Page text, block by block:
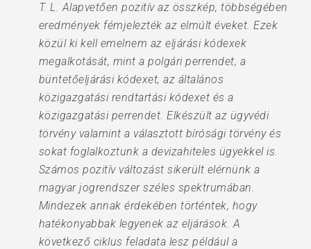
T. L. Alapvetően pozitív az összkép, többségében
eredmények fémjelezték az elmúlt éveket. Ezek
közül ki kell emelnem az eljárási kódexek
megalkotását, mint a polgári perrendet, a
büntetőeljárási kódexet, az általános
közigazgatási rendtartási kódexet és a
közigazgatási perrendet. Elkészült az ügyvédi
törvény valamint a választott bírósági törvény és
sokat foglalkoztunk a devizahiteles ügyekkel is.
Számos pozitív változást sikerült elérnünk a
magyar jogrendszer széles spektrumában.
Mindezek annak érdekében történtek, hogy
hatékonyabbak legyenek az eljárások. A
következő ciklus feladata lesz például a